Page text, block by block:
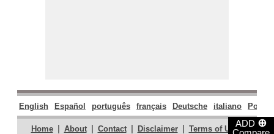
ADD ⊕
English Español português français Deutsche italiano
Home | About | Contact | Disclaimer | Terms of Use |